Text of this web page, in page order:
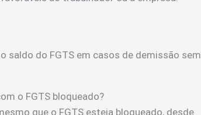
saldo do FGTS em casos de demissão sem
o FGTS bloqueado?
que o FGTS esteja bloqueado, desde